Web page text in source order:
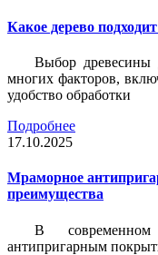
Какое дерево
Выбор древесины
многих факторов,
удобство обработки
Подробнее
17.10.2025
Мраморное
преимущества
В
антипригарным